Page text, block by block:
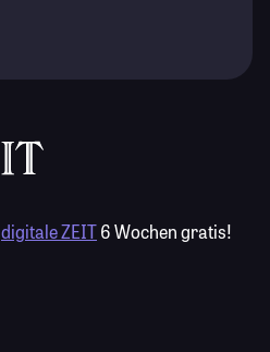
digitale ZEIT6 Wochen gratis!